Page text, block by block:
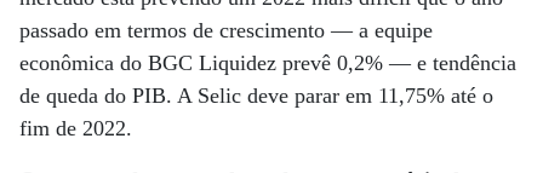
passado em termos de crescimento — a equipe
econômica do BGC Liquidez prevê 0,2% — e tendência
de queda do PIB. A Selic deve parar em 11,75% até o
fim de 2022.